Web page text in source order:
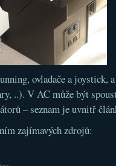
ovladače a joystick,
..). V AC může být
– seznam je uvnitř
zajímavých zdrojů: